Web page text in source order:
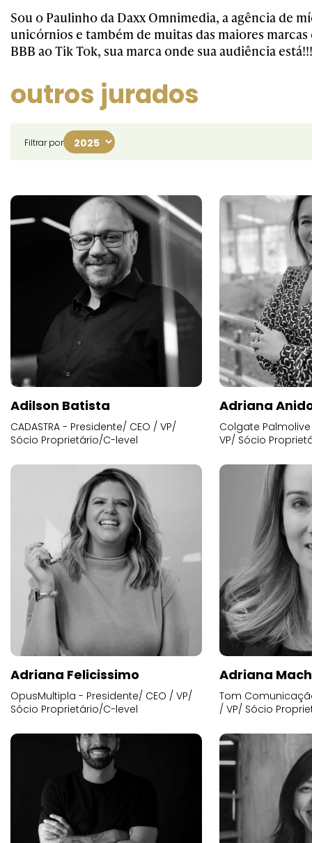
Sou o Paulinho da Daxx Omnimedia, a agência de
unicórnios e também de muitas das maiores
BBB ao Tik Tok, sua marca onde sua audiência está!!!
outros jurados
Filtrar por
Adilson Batista
CADASTRA - Presidente/ CEO / VP/
Sócio Proprietário/C-level
Adriana
Colgate
VP/ Sócio
Adriana Felicissimo
OpusMultipla - Presidente/ CEO / VP/
Sócio Proprietário/C-level
Adriana
Tom
/ VP/ Sócio